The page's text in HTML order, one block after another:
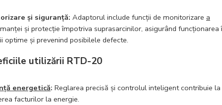
și siguranță: Adaptorul include funcții de monitorizare a
și protecție împotriva suprasarcinilor, asigurând funcționarea
optime și prevenind posibilele defecte.
utilizării RTD-20
energetică: Reglarea precisă și controlul inteligent contribuie la
facturilor la energie.